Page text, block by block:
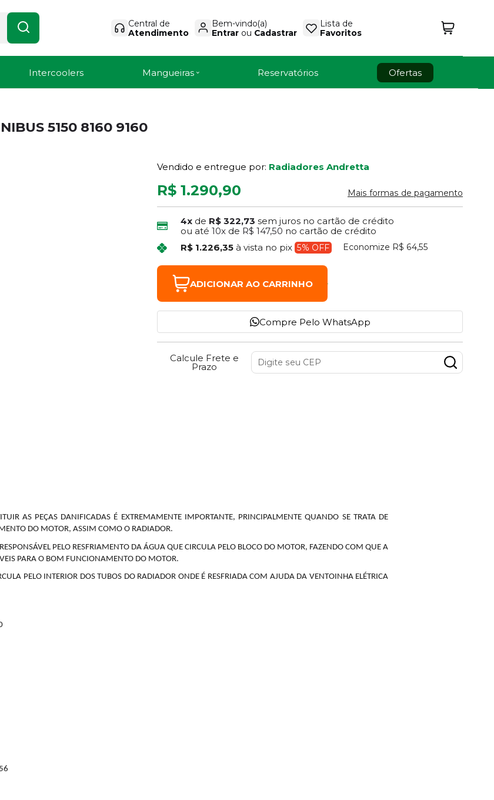
Central de
Atendimento
Bem-vindo(a)
Entrarou Cadastrar
Lista de
Favoritos
Intercoolers Mangueiras Reservatórios Ofertas
5150 8160 9160
Vendido e entregue por: Radiadores Andretta
R$ 1.290,90 Mais formas de pagamento
4x de R$ 322,73 sem juros no cartão de crédito
ou até10x de R$ 147,50 no cartão de crédito
R$ 1.226,35 à vista no pix 5% OFF Economize R$ 64,55
ADICIONAR AO CARRINHO
Compre Pelo WhatsApp
Calcule Frete e
Prazo
AS PEÇAS DANIFICADAS É EXTREMAMENTE IMPORTANTE, PRINCIPALMENTE QUANDO SE TRATA DE
DO MOTOR, ASSIM COMO O RADIADOR.
PELO RESFRIAMENTO DA ÁGUA QUE CIRCULA PELO BLOCO DO MOTOR, FAZENDO COM QUE A
PARA O BOM FUNCIONAMENTO DO MOTOR.
PELO INTERIOR DOS TUBOS DO RADIADOR ONDE É RESFRIADA COM AJUDA DA VENTOINHA ELÉTRICA